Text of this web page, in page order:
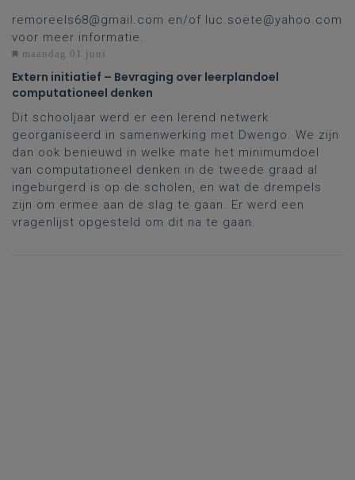
remoreels68@gmail.com en/of luc.soete@yahoo.com
voor meer informatie.
maandag 01 juni
Extern initiatief – Bevraging over leerplandoel
computationeel denken
Dit schooljaar werd er een lerend netwerk
georganiseerd in samenwerking met Dwengo. We zijn
dan ook benieuwd in welke mate het minimumdoel
van computationeel denken in de tweede graad al
ingeburgerd is op de scholen, en wat de drempels
zijn om ermee aan de slag te gaan. Er werd een
vragenlijst opgesteld om dit na te gaan.